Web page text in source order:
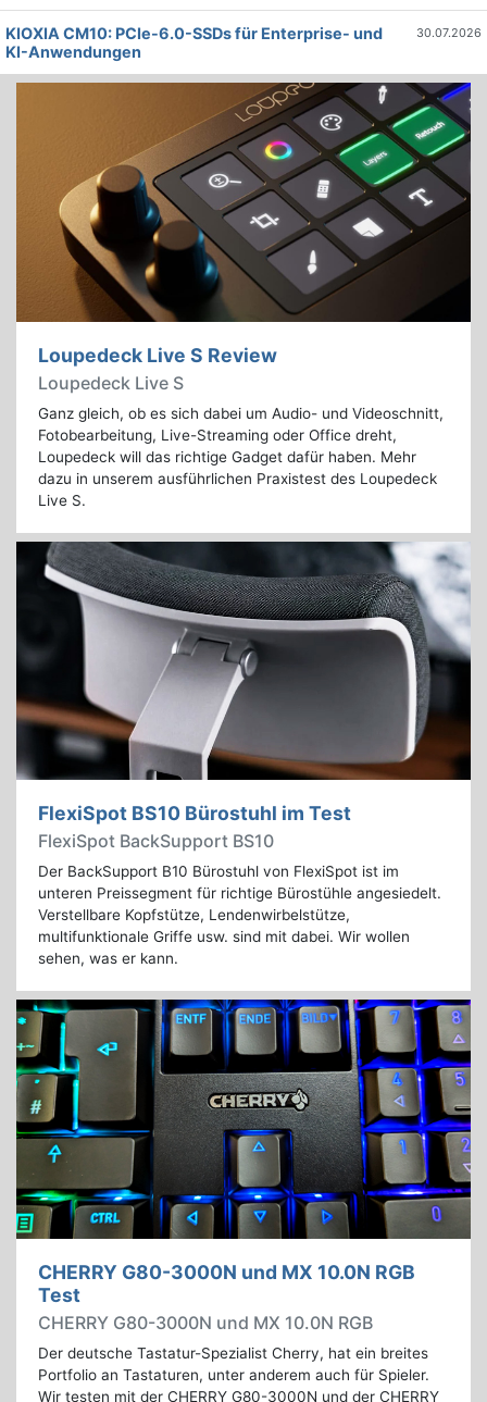
KIOXIA CM10: PCIe-6.0-SSDs für Enterprise- und
KI-Anwendungen
30.07.2026
Loupedeck Live S Review
Loupedeck Live S
Ganz gleich, ob es sich dabei um Audio- und Videoschnitt,
Fotobearbeitung, Live-Streaming oder Office dreht,
Loupedeck will das richtige Gadget dafür haben. Mehr
dazu in unserem ausführlichen Praxistest des Loupedeck
Live S.
FlexiSpot BS10 Bürostuhl im Test
FlexiSpot BackSupport BS10
Der BackSupport B10 Bürostuhl von FlexiSpot ist im
unteren Preissegment für richtige Bürostühle angesiedelt.
Verstellbare Kopfstütze, Lendenwirbelstütze,
multifunktionale Griffe usw. sind mit dabei. Wir wollen
sehen, was er kann.
CHERRY G80-3000N und MX 10.0N RGB
Test
CHERRY G80-3000N und MX 10.0N RGB
Der deutsche Tastatur-Spezialist Cherry, hat ein breites
Portfolio an Tastaturen, unter anderem auch für Spieler.
Wir testen mit der CHERRY G80-3000N und der CHERRY